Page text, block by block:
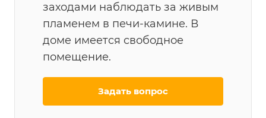
заходами наблюдать за живым
пламенем в печи-камине. В
доме имеется свободное
помещение.
Задать вопрос